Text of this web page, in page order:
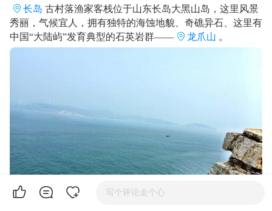
长岛 古村落渔家客栈位于山东长岛大黑山岛，这里风景
秀丽，气候宜人，拥有独特的海蚀地貌、奇礁异石、这里有
中国“大陆屿”发育典型的石英岩群——
龙爪山 。
写个评论走个心